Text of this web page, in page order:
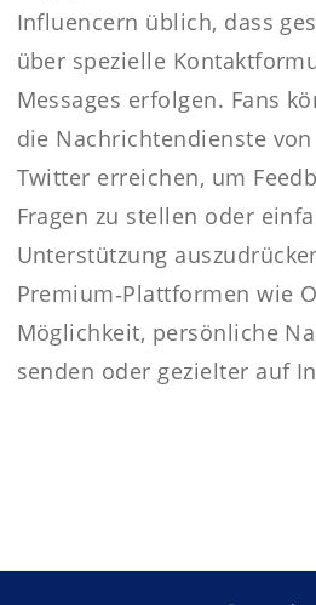
Influencern üblich, dass
über spezielle
Messages erfolgen. Fans
die Nachrichtendienste
Twitter erreichen, um
Fragen zu stellen oder
Unterstützung
Premium‑Plattformen wie
Möglichkeit, persönliche
senden oder gezielter auf